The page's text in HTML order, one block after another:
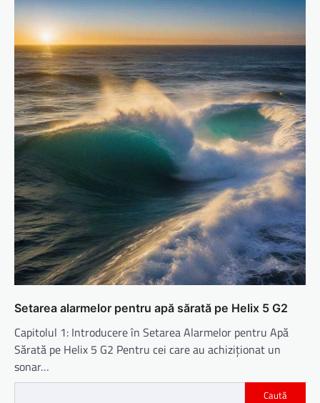
Setarea alarmelor pentru apă sărată pe Helix 5 G2
Capitolul 1: Introducere în Setarea Alarmelor pentru Apă
Sărată pe Helix 5 G2 Pentru cei care au achiziționat un
sonar…
Caută